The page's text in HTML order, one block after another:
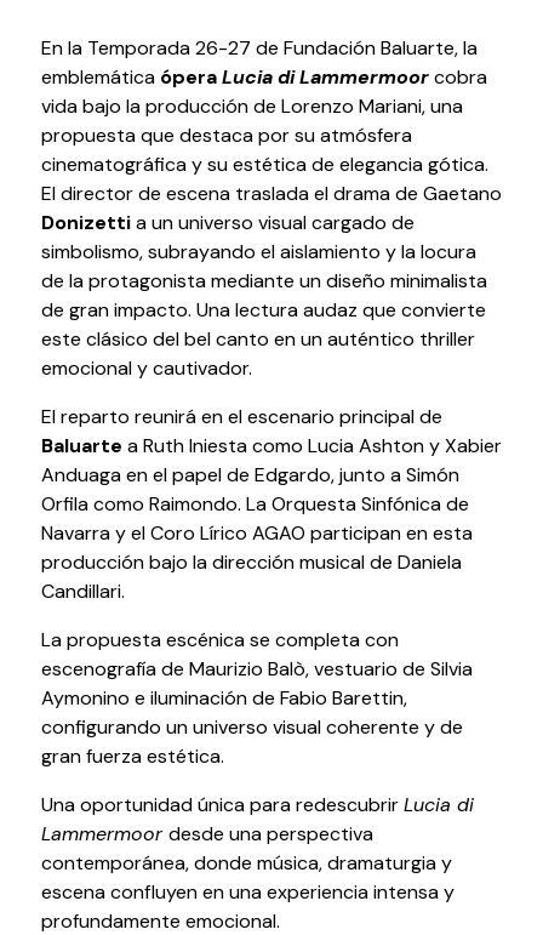
Espacios
Tour Virtual
Servicios
Organizar evento
Testimonios
Baluarte
¿Qué es Baluarte?
Taquilla
Cómo llegar
Contacto
Espacio accesible
Actualidad
Noticias
Proyecto Estratégico
Preguntas frecuentes
Política de privacidad y Aviso Legal Cookies
Accesibilidad
web
En la Temporada 26-27 de Fundación Baluarte, la
emblemática óperaLucia di Lammermoorcobra
vida bajo la producción de Lorenzo Mariani, una
propuesta que destaca por su atmósfera
cinematográfica y su estética de elegancia gótica.
El director de escena traslada el drama de Gaetano
Donizettia un universo visual cargado de
simbolismo, subrayando el aislamiento y la locura
de la protagonista mediante un diseño minimalista
de gran impacto. Una lectura audaz que convierte
este clásico del bel canto en un auténtico thriller
emocional y cautivador.
El reparto reunirá en el escenario principal de
Baluarte a Ruth Iniesta como Lucia Ashton y Xabier
Anduaga en el papel de Edgardo, junto a Simón
Orfila como Raimondo. La Orquesta Sinfónica de
Navarra y el Coro Lírico AGAO participan en esta
producción bajo la dirección musical de Daniela
Candillari.
La propuesta escénica se completa con
escenografía de Maurizio Balò, vestuario de Silvia
Aymonino e iluminación de Fabio Barettin,
configurando un universo visual coherente y de
gran fuerza estética.
Una oportunidad única para redescubrirLucia di
Lammermoordesde una perspectiva
contemporánea, donde música, dramaturgia y
escena confluyen en una experiencia intensa y
profundamente emocional.